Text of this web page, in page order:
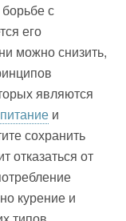
с
его
можно снизить,
являются
питание и
сохранить
отказаться от
курение и